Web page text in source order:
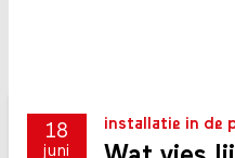
18
juni
installatie in de